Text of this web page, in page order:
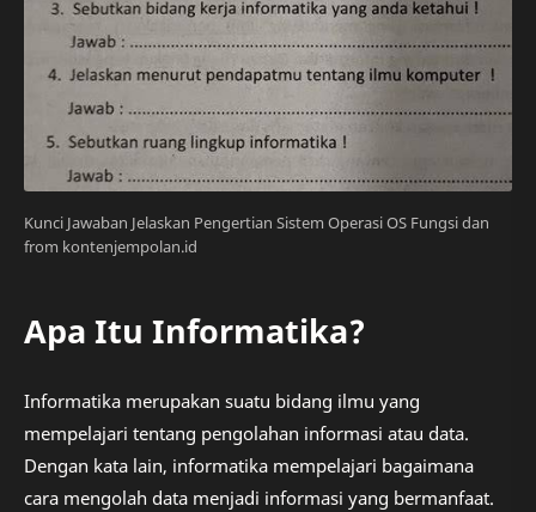
Kunci Jawaban Jelaskan Pengertian Sistem Operasi OS Fungsi dan
from kontenjempolan.id
Apa Itu Informatika?
Informatika merupakan suatu bidang ilmu yang
mempelajari tentang pengolahan informasi atau data.
Dengan kata lain, informatika mempelajari bagaimana
cara mengolah data menjadi informasi yang bermanfaat.